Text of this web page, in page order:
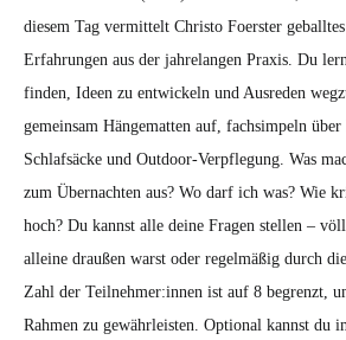
diesem Tag vermittelt Christo Foerster
Erfahrungen aus der jahrelangen Praxis. Du
finden, Ideen zu entwickeln und Ausreden
gemeinsam Hängematten auf, fachsimpeln über
Schlafsäcke und Outdoor-Verpflegung. Was
zum Übernachten aus? Wo darf ich was? Wie
hoch? Du kannst alle deine Fragen stellen –
alleine draußen warst oder regelmäßig durch
Zahl der Teilnehmer:innen ist auf 8 begrenzt,
Rahmen zu gewährleisten. Optional kannst du